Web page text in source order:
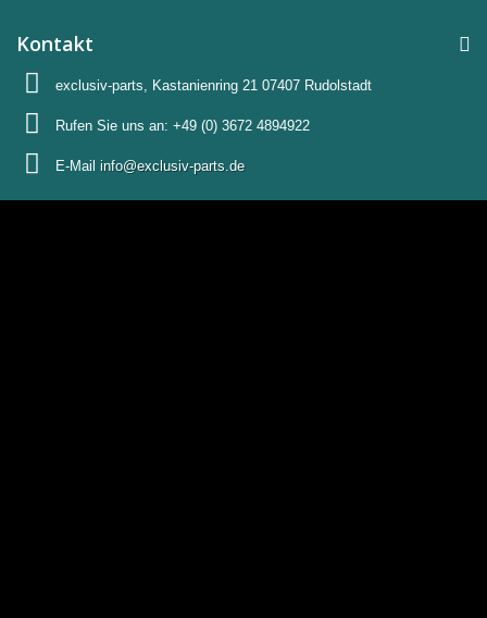
Kontakt
exclusiv-parts, Kastanienring 21 07407 Rudolstadt
Rufen Sie uns an: +49 (0) 3672 4894922
E-Mail info@exclusiv-parts.de